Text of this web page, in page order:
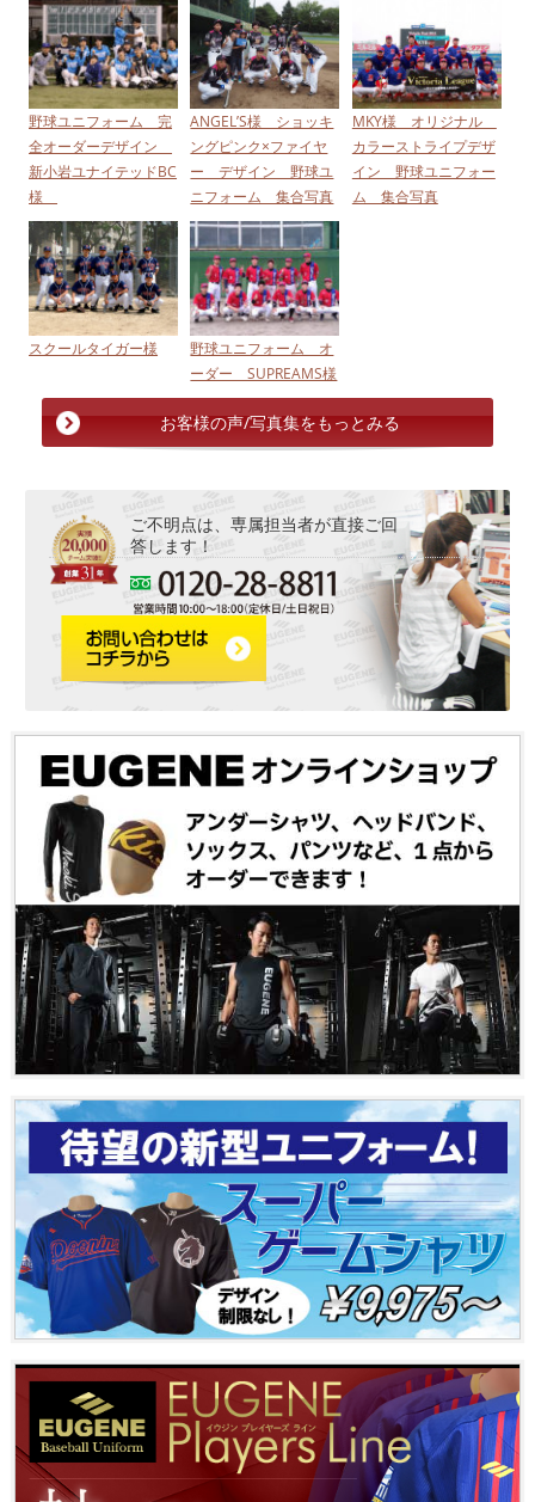
野球ユニフォーム 完
全オーダーデザイン
新小岩ユナイテッドBC
様
ANGEL’S様 ショッキ
ングピンク×ファイヤ
ー デザイン 野球ユ
ニフォーム 集合写真
MKY様 オリジナル
カラーストライプデザ
イン 野球ユニフォー
ム 集合写真
スクールタイガー様
野球ユニフォーム オ
ーダー SUPREAMS様
お客様の声/写真集をもっとみる
ご不明点は、専属担当者が直接ご回
答します！